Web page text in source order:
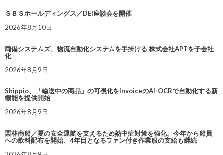
ＳＢＳホールディングス／DEI座談会を開催
2026年8月10日
両備システムズ、物流自動化システムを手掛ける 株式会社APTを子会社
化
2026年8月9日
Shippio、「輸送中の商品」の可視化をInvoiceのAI-OCRで自動化する新
機能を提供開始
2026年8月9日
栗林商船／夏の安全運航を支えるため熱中症対策を強化。今年から船員
への飲料配布を開始、4年目となるファン付き作業服の支給も継続